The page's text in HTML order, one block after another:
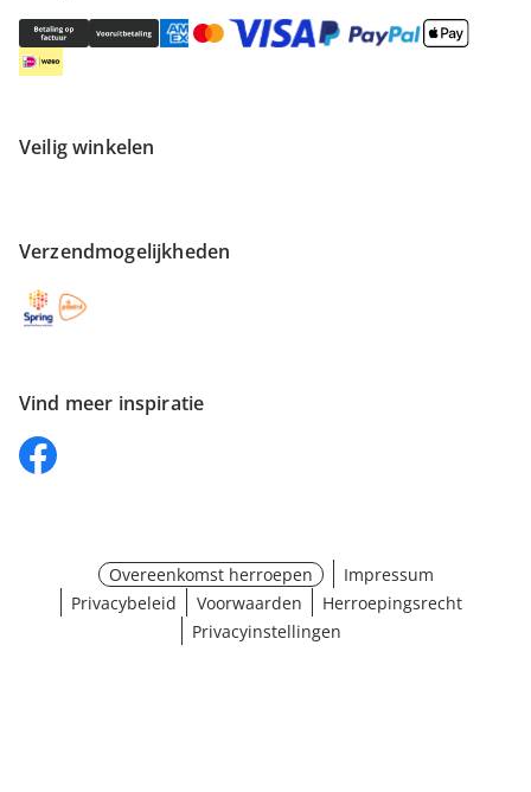
Veilig winkelen
Verzendmogelijkheden
Vind meer inspiratie
Overeenkomst herroepen
Impressum
Privacybeleid
Voorwaarden
Herroepingsrecht
Privacyinstellingen